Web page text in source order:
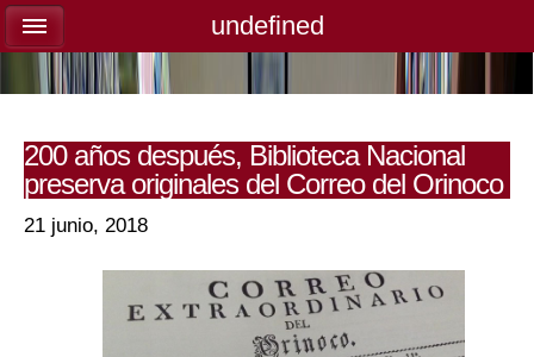
200 años después, Biblioteca Nacional
preserva originales del Correo del Orinoco
21 junio, 2018
undefined
undefined